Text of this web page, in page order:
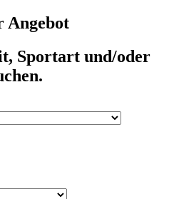
Angebot
Sportart und/oder